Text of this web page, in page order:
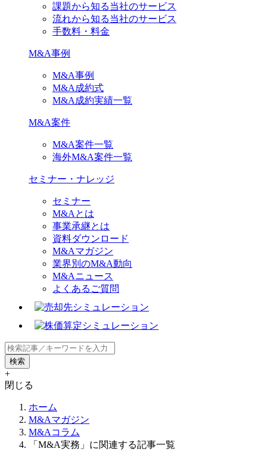
課題から知る当社のサービス
流れから知る当社のサービス
手数料・料金
M&A事例
M&A事例
M&A成約式
M&A成約実績一覧
M&A案件
M&A案件一覧
海外M&A案件一覧
セミナー・ナレッジ
セミナー
M&Aとは
事業承継とは
資料ダウンロード
M&Aマガジン
業界別のM&A動向
M&Aニュース
よくあるご質問
+
閉じる
ホーム
M&Aマガジン
M&Aコラム
「M&A実務」に関連する記事一覧